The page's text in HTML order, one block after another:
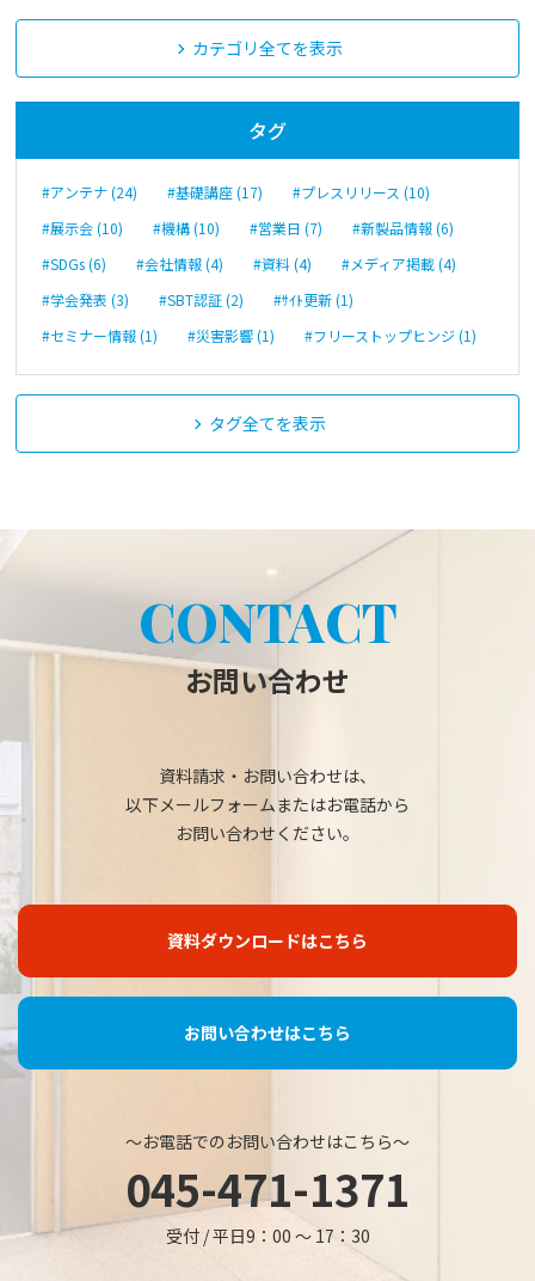
カテゴリ全てを表示
タグ
#アンテナ (24) #基礎講座 (17)
#プレスリリース (10)
#展示会 (10)
#機構 (10) #営業日 (7)
#新製品情報 (6)
#SDGs (6)
#会社情報 (4) #資料 (4)
#メディア掲載 (4)
#学会発表 (3)
#SBT認証 (2)
#ｻｲﾄ更新 (1)
#セミナー情報 (1)
#災害影響 (1) #フリーストップヒンジ (1)
タグ全てを表示
CONTACT
お問い合わせ
資料請求・お問い合わせは、
以下メールフォームまたはお電話から
お問い合わせください。
資料ダウンロードはこちら
お問い合わせはこちら
～お電話でのお問い合わせはこちら～
045-471-1371
受付 / 平日9：00 ～ 17：30